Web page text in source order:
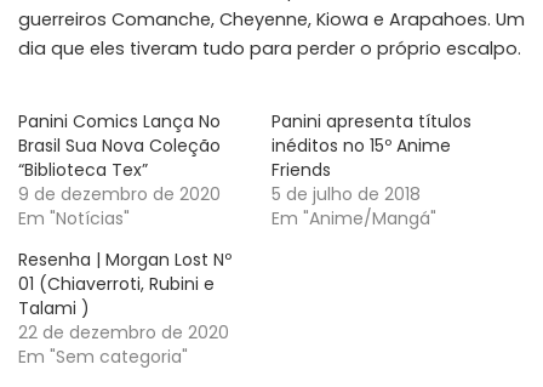
guerreiros Comanche, Cheyenne, Kiowa e Arapahoes. Um
dia que eles tiveram tudo para perder o próprio escalpo.
Panini Comics Lança No
Brasil Sua Nova Coleção
“Biblioteca Tex”
9 de dezembro de 2020
Em "Notícias"
Panini apresenta títulos
inéditos no 15º Anime
Friends
5 de julho de 2018
Em "Anime/Mangá"
Resenha | Morgan Lost Nº
01 (Chiaverroti, Rubini e
Talami )
22 de dezembro de 2020
Em "Sem categoria"